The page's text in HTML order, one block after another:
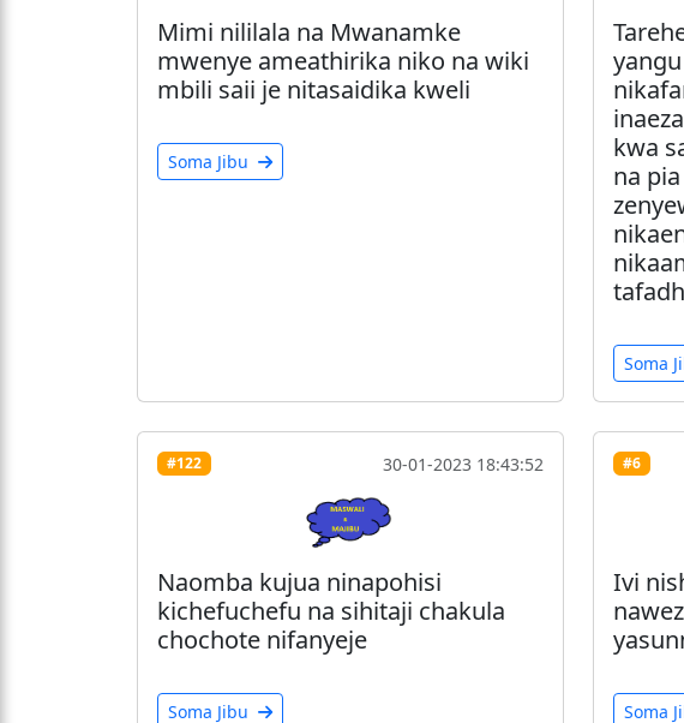
Mimi nililala na Mwanamke
mwenye ameathirika niko na wiki
mbili saii je nitasaidika kweli
Soma Jibu
kwa
na
Soma
#122 30-01-2023 18:43:52
Naomba kujua ninapohisi
kichefuchefu na sihitaji chakula
chochote nifanyeje
Soma Jibu
#6
Ivi
Soma